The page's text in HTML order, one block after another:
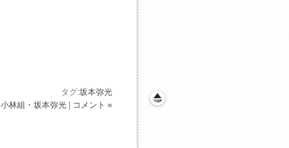
タグ:坂本弥光
小林組・坂本弥光 コメント »